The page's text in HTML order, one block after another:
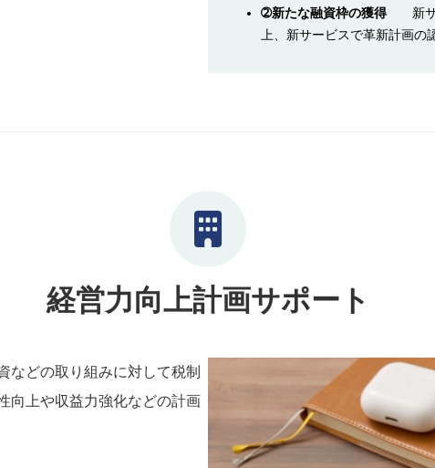
➁新たな融資枠の獲得新サー
上、新サービスで革新計画の
経営力向上計画サポート
などの取り組みに対して税制
向上や収益力強化などの計画